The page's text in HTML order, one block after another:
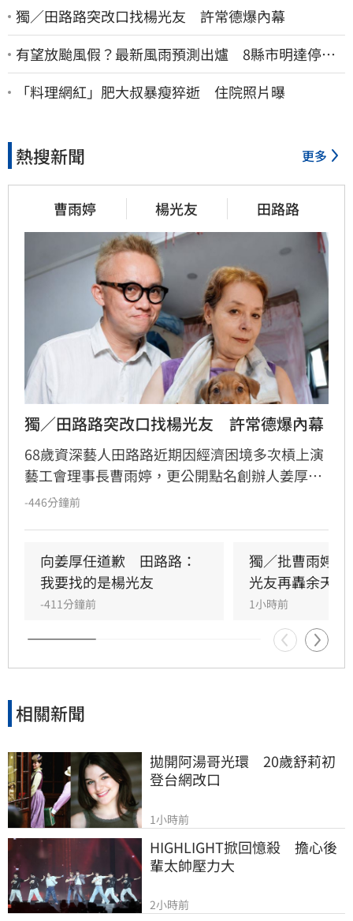
獨／田路路突改口找楊光友 許常德爆內幕
有望放颱風假？最新風雨預測出爐 8縣市明達停班
停課標準
「料理網紅」肥大叔暴瘦猝逝 住院照片曝
熱搜新聞 更多
曹雨婷 楊光友 田路路
獨／田路路突改口找楊光友　許常德爆內幕
68歲資深藝人田路路近期因經濟困境多次槓上演
藝工會理事長曹雨婷，更公開點名創辦人姜厚任
出面，事後卻發文坦言搞錯對象，真正想找的是
德出面緩頰，建議田路路應先安頓好生活，並提
議透過口述歷史記錄資深藝人的故事。許常德同
時批評現任理事長曹雨婷不應神隱，呼籲工會應
展現具體作為照顧資深藝人，而非僅提供勞健保
功能。整起事件引發關注，田路路則強調目前先
處理身體狀況，後續發展仍待觀察。
-446分鐘前
向姜厚任道歉　田路路：
我要找的是楊光友
-411分鐘前
獨／批曹雨婷
光友再轟余天工
1小時前
相關新聞
拋開阿湯哥光環　20歲舒莉初
登台網改口
1小時前
HIGHLIGHT掀回憶殺　擔心後
輩太帥壓力大
2小時前